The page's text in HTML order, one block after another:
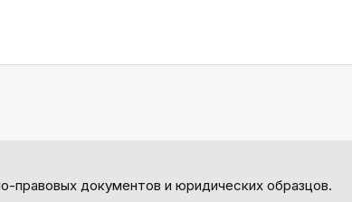
правовых документов и юридических образцов.